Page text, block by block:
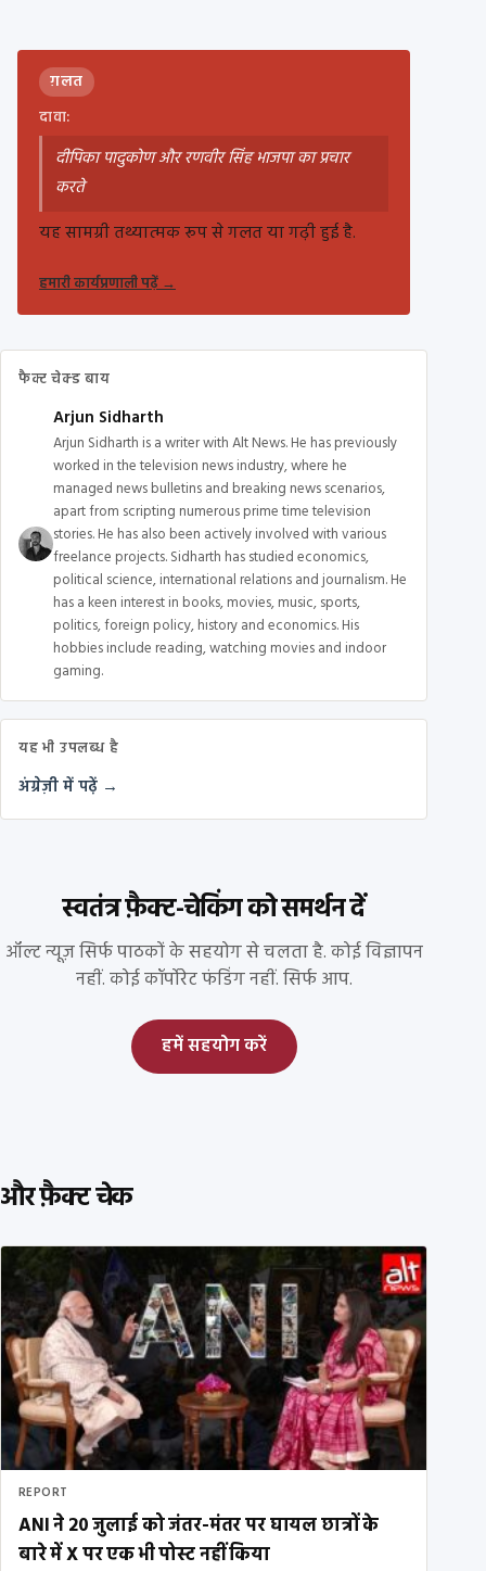
ग़लत
दावा:
दीपिका पादुकोण और रणवीर सिंह भाजपा का प्रचार
करते
यह सामग्री तथ्यात्मक रूप से गलत या गढ़ी हुई है.
हमारी कार्यप्रणाली पढ़ें→
फैक्ट चेक्ड बाय
Arjun Sidharth
Arjun Sidharth is a writer with Alt News. He has previously
worked in the television news industry, where he
managed news bulletins and breaking news scenarios,
apart from scripting numerous prime time television
stories. He has also been actively involved with various
freelance projects. Sidharth has studied economics,
political science, international relations and journalism. He
has a keen interest in books, movies, music, sports,
politics, foreign policy, history and economics. His
hobbies include reading, watching movies and indoor
gaming.
यह भी उपलब्ध है
अंग्रेज़ी में पढ़ें →
स्वतंत्र फ़ैक्ट-चेकिंग को समर्थन दें
ऑल्ट न्यूज़ सिर्फ पाठकों के सहयोग से चलता है. कोई विज्ञापन
नहीं. कोई कॉर्पोरेट फंडिंग नहीं. सिर्फ आप.
हमें सहयोग करें
और फ़ैक्ट चेक
REPORT
ANI ने 20 जुलाई को जंतर-मंतर पर घायल छात्रों के
बारे में X पर एक भी पोस्ट नहीं किया